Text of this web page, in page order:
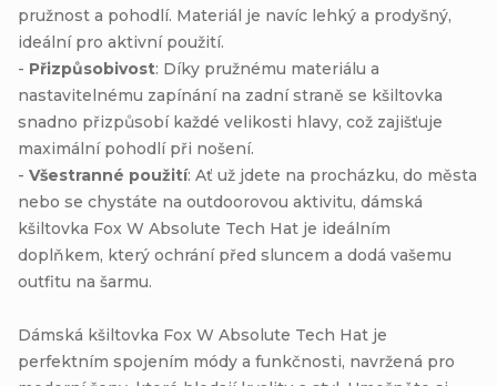
pružnost a pohodlí. Materiál je navíc lehký a prodyšný,
ideální pro aktivní použití.
- Přizpůsobivost: Díky pružnému materiálu a
nastavitelnému zapínání na zadní straně se kšiltovka
snadno přizpůsobí každé velikosti hlavy, což zajišťuje
maximální pohodlí při nošení.
- Všestranné použití: Ať už jdete na procházku, do města
nebo se chystáte na outdoorovou aktivitu, dámská
kšiltovka Fox W Absolute Tech Hat je ideálním
doplňkem, který ochrání před sluncem a dodá vašemu
outfitu na šarmu.
Dámská kšiltovka Fox W Absolute Tech Hat je
perfektním spojením módy a funkčnosti, navržená pro